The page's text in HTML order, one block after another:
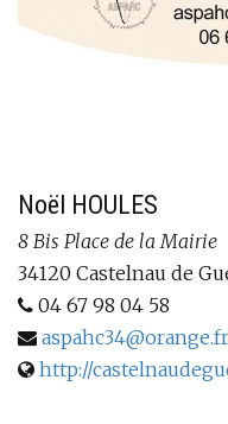
Noël HOULES
8 Bis Place de la Mairie
34120 Castelnau de
04 67 98 04 58
aspahc34@orange.fr
http://